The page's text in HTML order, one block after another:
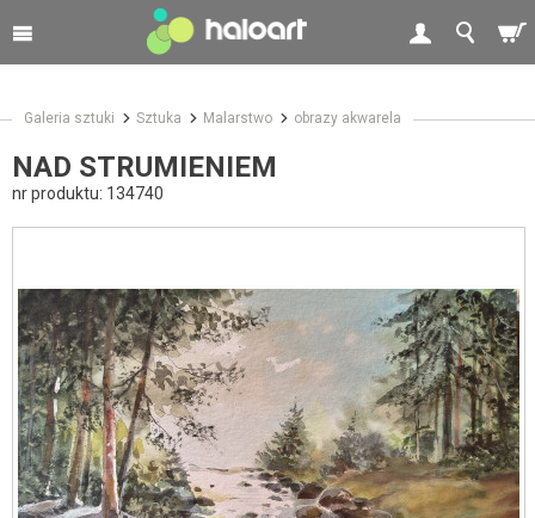
Galeria sztuki Sztuka Malarstwo obrazy akwarela
NAD STRUMIENIEM
nr produktu: 134740